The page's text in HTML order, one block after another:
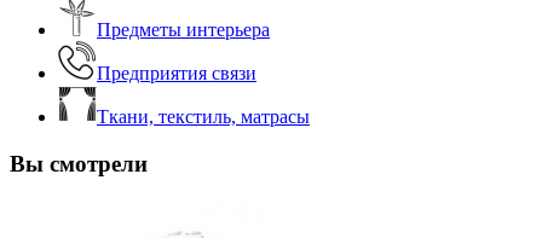
Предметы интерьера
Предприятия связи
Ткани, текстиль, матрасы
Вы смотрели